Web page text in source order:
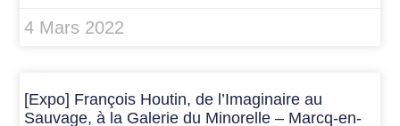
4 Mars 2022
[Expo] François Houtin, de l’Imaginaire au
Sauvage, à la Galerie du Minorelle – Marcq-en-